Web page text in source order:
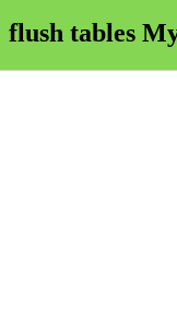
flush tables